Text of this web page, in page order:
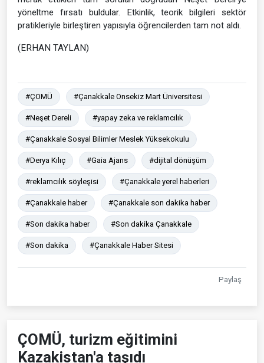
yöneltme fırsatı buldular. Etkinlik, teorik bilgileri sektör
pratikleriyle birleştiren yapısıyla öğrencilerden tam not aldı.
(ERHAN TAYLAN)
#ÇOMÜ #Çanakkale Onsekiz Mart Üniversitesi
#Neşet Dereli #yapay zeka ve reklamcılık
#Çanakkale Sosyal Bilimler Meslek Yüksekokulu
#Derya Kılıç #Gaia Ajans #dijital dönüşüm
#reklamcılık söyleşisi #Çanakkale yerel haberleri
#Çanakkale haber #Çanakkale son dakika haber
#Son dakika haber #Son dakika Çanakkale
#Son dakika #Çanakkale Haber Sitesi
Paylaş
ÇOMÜ, turizm eğitimini
Kazakistan'a taşıdı